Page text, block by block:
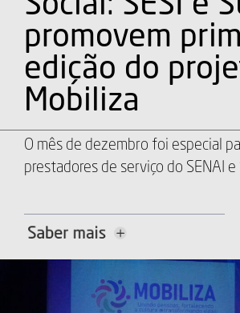
promovem
edição do
Mobiliza
O mês de dezembro foi especial
prestadores de serviço do SENAI e